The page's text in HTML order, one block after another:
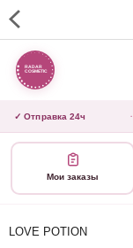
КОСМЕТИКА
Активаторы
Ботокс
ВЫТЯЖКИ
✓ Отправка 24ч ·
Мои заказы
LOVE POTION